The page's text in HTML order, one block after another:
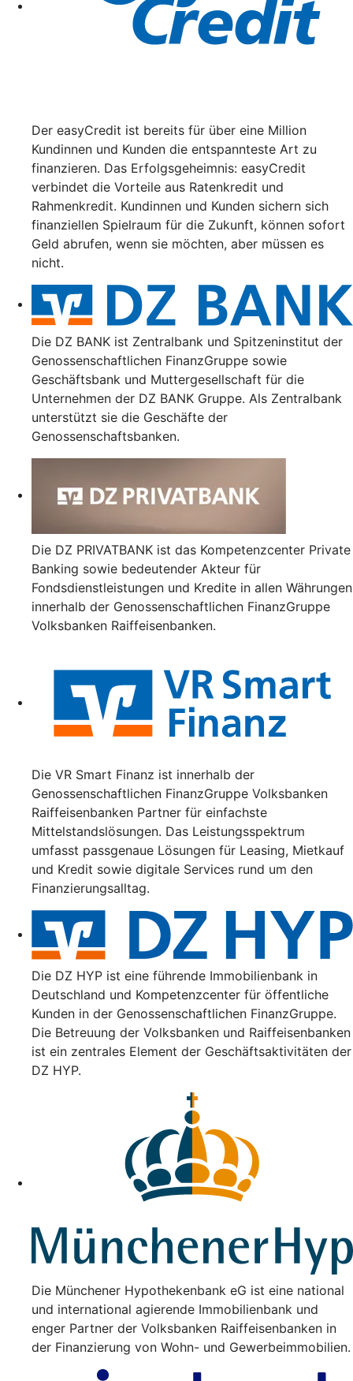
Der easyCredit ist bereits für über eine Million
Kundinnen und Kunden die entspannteste Art zu
finanzieren. Das Erfolgsgeheimnis: easyCredit
verbindet die Vorteile aus Ratenkredit und
Rahmenkredit. Kundinnen und Kunden sichern sich
finanziellen Spielraum für die Zukunft, können sofort
Geld abrufen, wenn sie möchten, aber müssen es
nicht.
Die DZ BANK ist Zentralbank und Spitzeninstitut der
Genossenschaftlichen FinanzGruppe sowie
Geschäftsbank und Muttergesellschaft für die
Unternehmen der DZ BANK Gruppe. Als Zentralbank
unterstützt sie die Geschäfte der
Genossenschaftsbanken.
Die DZ PRIVATBANK ist das Kompetenzcenter Private
Banking sowie bedeutender Akteur für
Fondsdienstleistungen und Kredite in allen Währungen
innerhalb der Genossenschaftlichen FinanzGruppe
Volksbanken Raiffeisenbanken.
Die VR Smart Finanz ist innerhalb der
Genossenschaftlichen FinanzGruppe Volksbanken
Raiffeisenbanken Partner für einfachste
Mittelstandslösungen. Das Leistungsspektrum
umfasst passgenaue Lösungen für Leasing, Mietkauf
und Kredit sowie digitale Services rund um den
Finanzierungsalltag.
Die DZ HYP ist eine führende Immobilienbank in
Deutschland und Kompetenzcenter für öffentliche
Kunden in der Genossenschaftlichen FinanzGruppe.
Die Betreuung der Volksbanken und Raiffeisenbanken
ist ein zentrales Element der Geschäftsaktivitäten der
DZ HYP.
Die Münchener Hypothekenbank eG ist eine national
und international agierende Immobilienbank und
enger Partner der Volksbanken Raiffeisenbanken in
der Finanzierung von Wohn- und Gewerbeimmobilien.